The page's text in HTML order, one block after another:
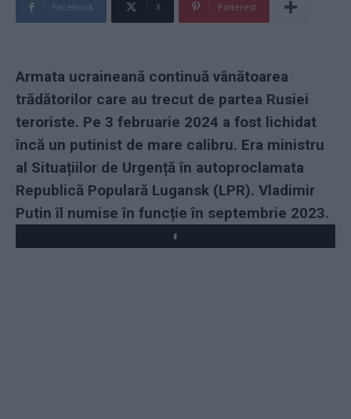
Facebook X Pinterest
Armata ucraineană continuă vânătoarea
trădătorilor care au trecut de partea Rusiei
teroriste. Pe 3 februarie 2024 a fost lichidat
încă un putinist de mare calibru. Era ministru
al Situațiilor de Urgență în autoproclamata
Republică Populară Lugansk (LPR). Vladimir
Putin îl numise în funcție în septembrie 2023.
Play